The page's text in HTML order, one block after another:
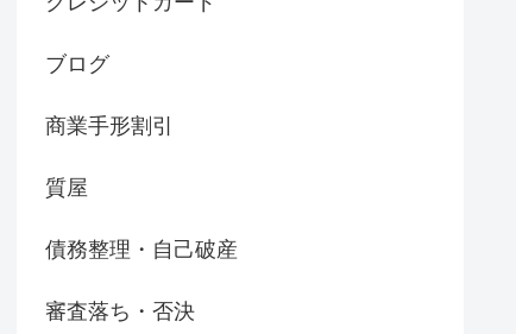
ブログ
商業手形割引
質屋
債務整理・自己破産
審査落ち・否決